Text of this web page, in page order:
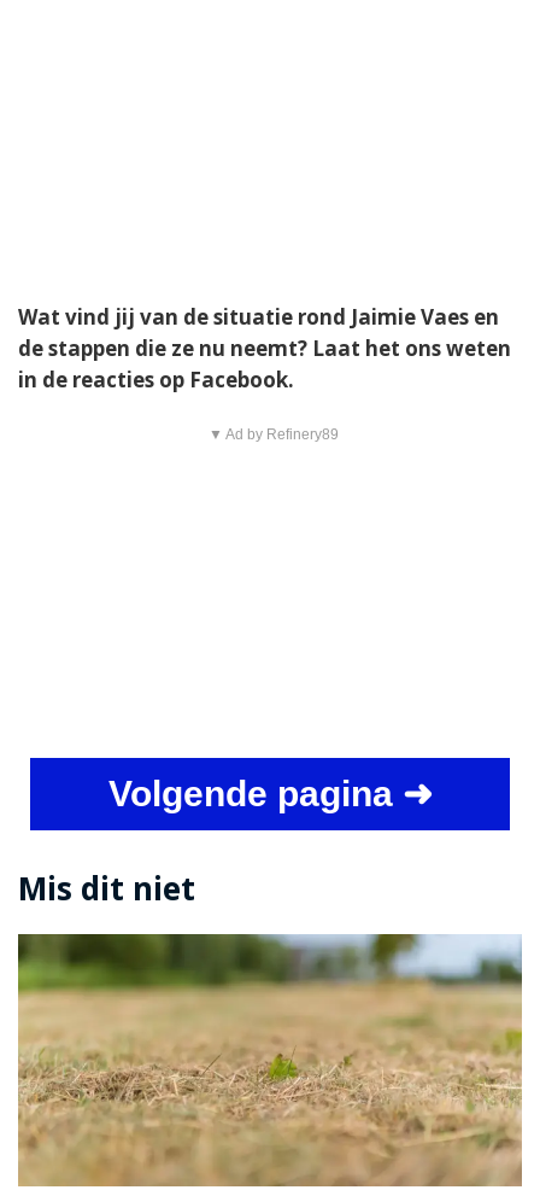
Wat vind jij van de situatie rond Jaimie Vaes en
de stappen die ze nu neemt? Laat het ons weten
in de reacties op Facebook.
▼ Ad by Refinery89
Volgende pagina ➜
Mis dit niet